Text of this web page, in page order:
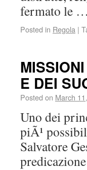
fermato le …
Posted in Regola |
E DEI
Posted on March
Uno dei
piÃ¹
Salvatore